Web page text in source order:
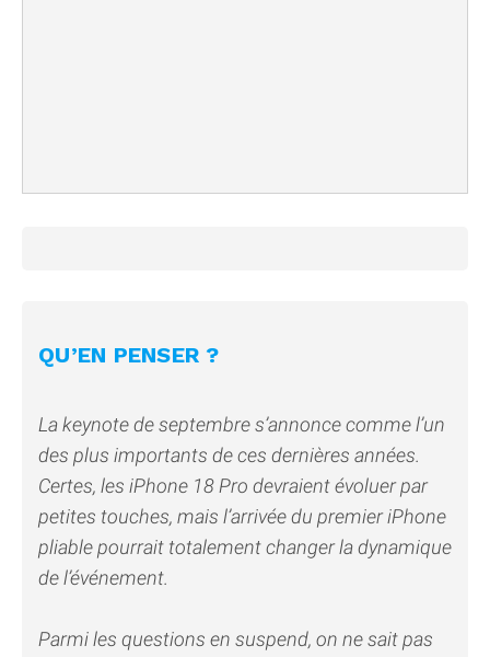
QU’EN PENSER ?
La keynote de septembre s’annonce comme l’un
des plus importants de ces dernières années.
Certes, les iPhone 18 Pro devraient évoluer par
petites touches, mais l’arrivée du premier iPhone
pliable pourrait totalement changer la dynamique
de l’événement.
Parmi les questions en suspend, on ne sait pas